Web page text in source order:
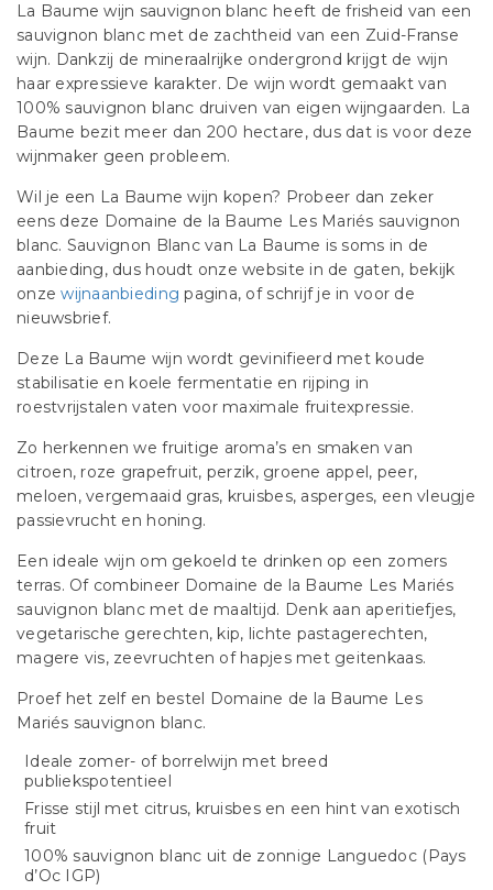
La Baume wijn sauvignon blanc heeft de frisheid van een
sauvignon blanc met de zachtheid van een Zuid-Franse
wijn. Dankzij de mineraalrijke ondergrond krijgt de wijn
haar expressieve karakter. De wijn wordt gemaakt van
100% sauvignon blanc druiven van eigen wijngaarden. La
Baume bezit meer dan 200 hectare, dus dat is voor deze
wijnmaker geen probleem.
Wil je een La Baume wijn kopen? Probeer dan zeker
eens deze Domaine de la Baume Les Mariés sauvignon
blanc. Sauvignon Blanc van La Baume is soms in de
aanbieding, dus houdt onze website in de gaten, bekijk
onzewijnaanbieding pagina, of schrijf je in voor de
nieuwsbrief.
Deze La Baume wijn wordt gevinifieerd met koude
stabilisatie en koele fermentatie en rijping in
roestvrijstalen vaten voor maximale fruitexpressie.
Zo herkennen we fruitige aroma’s en smaken van
citroen, roze grapefruit, perzik, groene appel, peer,
meloen, vergemaaid gras, kruisbes, asperges, een vleugje
passievrucht en honing.
Een ideale wijn om gekoeld te drinken op een zomers
terras. Of combineer Domaine de la Baume Les Mariés
sauvignon blanc met de maaltijd. Denk aan aperitiefjes,
vegetarische gerechten, kip, lichte pastagerechten,
magere vis, zeevruchten of hapjes met geitenkaas.
Proef het zelf en bestel Domaine de la Baume Les
Mariés sauvignon blanc.
Ideale zomer- of borrelwijn met breed
publiekspotentieel
Frisse stijl met citrus, kruisbes en een hint van exotisch
fruit
100% sauvignon blanc uit de zonnige Languedoc (Pays
d’Oc IGP)